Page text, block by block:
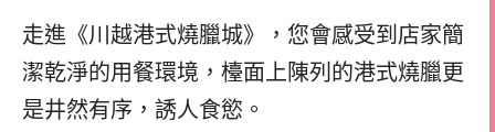
走進《川越港式燒臘城》，您會感受到店家簡
潔乾淨的用餐環境，檯面上陳列的港式燒臘更
是井然有序，誘人食慾。